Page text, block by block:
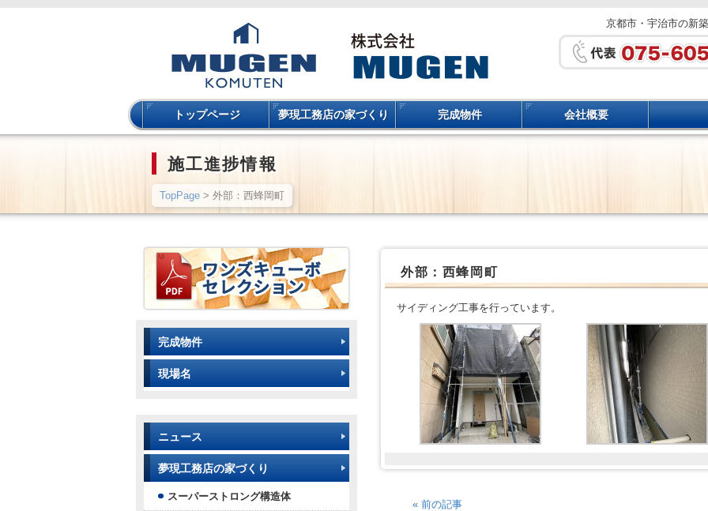
京都市・宇治市の新
トップページ 夢現工務店の家づくり 完成物件 会社概要
施工進捗情報
TopPage > 外部：西蜂岡町
外部：西蜂岡町
サイディング工事を行っています。
« 前の記事
完成物件
現場名
ニュース
夢現工務店の家づくり
スーパーストロング構造体